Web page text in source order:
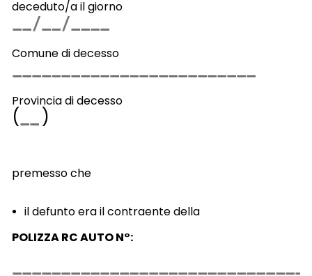
deceduto/a il giorno
Comune di decesso
Provincia di decesso
( )
premesso che
il defunto era il contraente della
POLIZZA RC AUTO N°: